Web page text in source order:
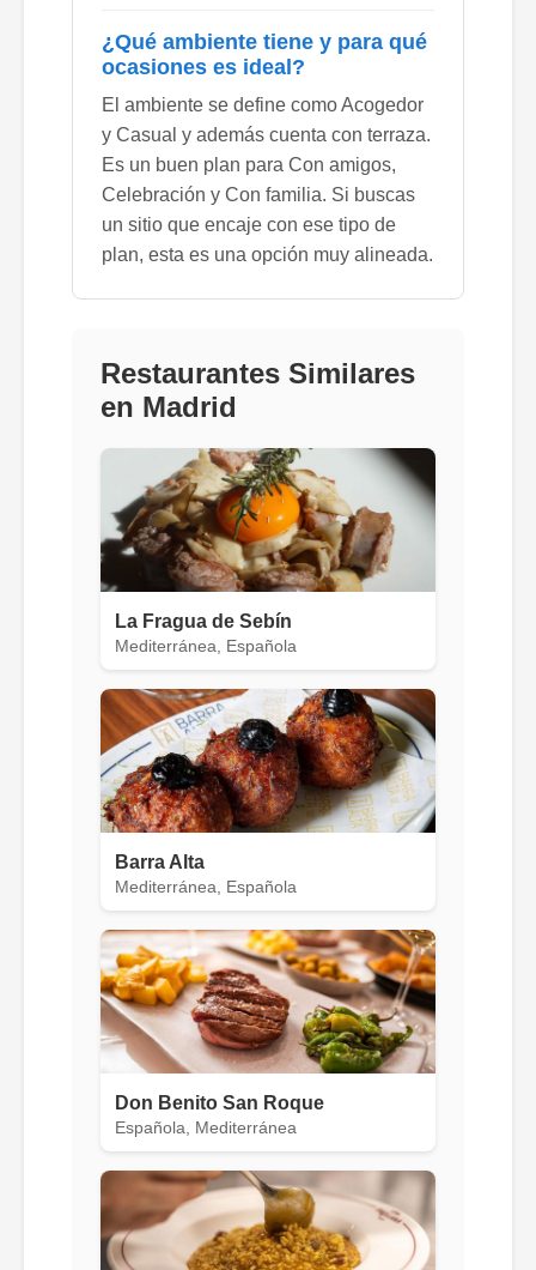
¿Qué ambiente tiene y para qué
ocasiones es ideal?
El ambiente se define como Acogedor
y Casual y además cuenta con terraza.
Es un buen plan para Con amigos,
Celebración y Con familia. Si buscas
un sitio que encaje con ese tipo de
plan, esta es una opción muy alineada.
Restaurantes Similares
en Madrid
La Fragua de Sebín
Mediterránea, Española
Barra Alta
Mediterránea, Española
Don Benito San Roque
Española, Mediterránea